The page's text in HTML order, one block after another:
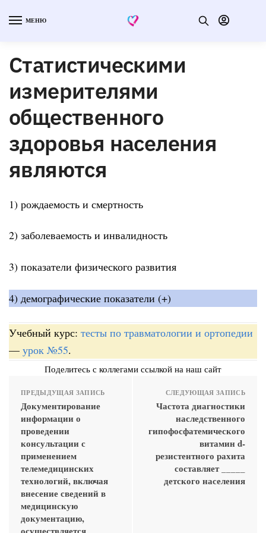
МЕНЮ
Статистическими
измерителями
общественного
здоровья населения
являются
1) рождаемость и смертность
2) заболеваемость и инвалидность
3) показатели физического развития
4) демографические показатели (+)
Учебный курс: тесты по травматологии и ортопедии
— урок №55.
Поделитесь с коллегами ссылкой на наш сайт
ПРЕДЫДУЩАЯ ЗАПИСЬ
Документирование
информации о
проведении
консультации с
применением
телемедицинских
технологий, включая
внесение сведений в
медицинскую
документацию,
СЛЕДУЮЩАЯ ЗАПИСЬ
Частота диагностики
наследственного
гипофосфатемического
витамин d-
резистентного рахита
составляет _____
детского населения